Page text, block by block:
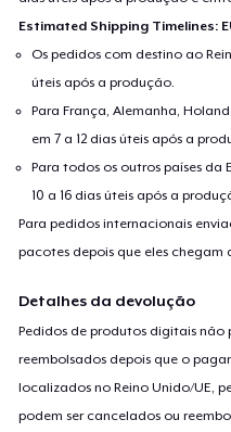
Estimated Shipping Timelines:
Os pedidos com destino ao
úteis após a produção.
Para França, Alemanha,
em 7 a 12 dias úteis após a
Para todos os outros países da
10 a 16 dias úteis após a
Para pedidos internacionais
pacotes depois que eles chegam
Detalhes da devolução
Pedidos de produtos digitais não
reembolsados depois que o
localizados no Reino Unido/UE,
podem ser cancelados ou